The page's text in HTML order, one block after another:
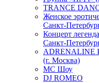
TRANCE
Женское
Санкт-
Концерт
Санкт-
(г. Москва)
MC Шоу
DJ ROMEO